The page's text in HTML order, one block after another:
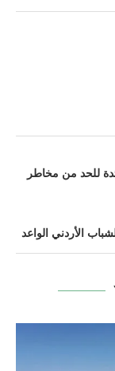
للحد من مخاطر
الأردني الواعد